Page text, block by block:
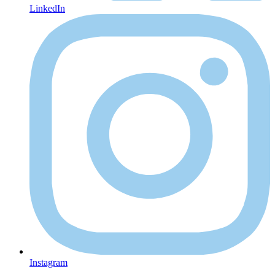
LinkedIn
Instagram